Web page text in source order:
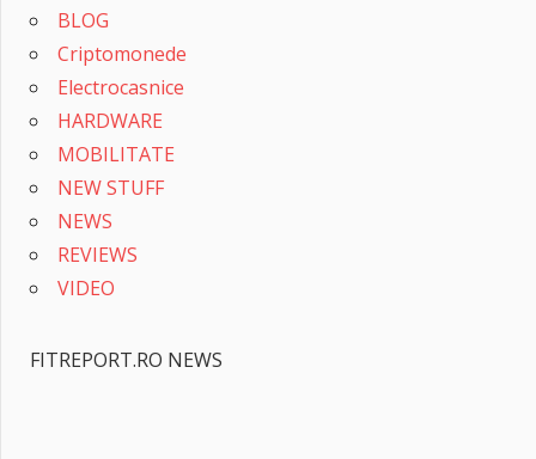
BLOG
Criptomonede
Electrocasnice
HARDWARE
MOBILITATE
NEW STUFF
NEWS
REVIEWS
VIDEO
FITREPORT.RO NEWS